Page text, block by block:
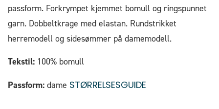
passform. Forkrympet kjemmet bomull og ringspunnet
garn. Dobbeltkrage med elastan. Rundstrikket
herremodell og sidesømmer på damemodell.
Tekstil: 100% bomull
Passform: dame STØRRELSESGUIDE